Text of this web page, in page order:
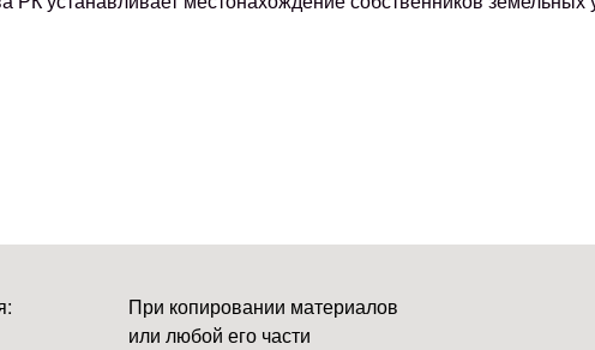
При копировании материалов
или любой его части